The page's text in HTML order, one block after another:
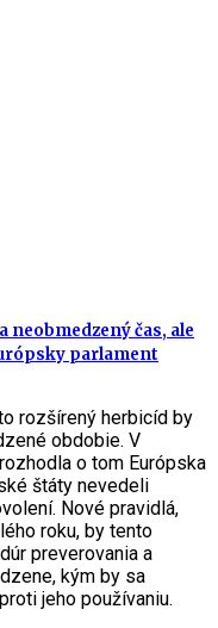
neobmedzený čas, ale
parlament
rozšírený herbicíd by
obdobie. V
o tom Európska
štáty nevedeli
Nové pravidlá,
roku, by tento
preverovania a
kým by sa
jeho používaniu.